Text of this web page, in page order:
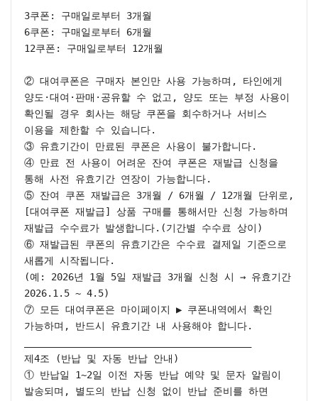
3쿠폰: 구매일로부터 3개월
6쿠폰: 구매일로부터 6개월
12쿠폰: 구매일로부터 12개월
② 대여쿠폰은 구매자 본인만 사용 가능하며, 타인에게
양도·대여·판매·공유할 수 없고, 양도 또는 부정 사용이
확인될 경우 회사는 해당 쿠폰을 회수하거나 서비스
이용을 제한할 수 있습니다.
③ 유효기간이 만료된 쿠폰은 사용이 불가합니다.
④ 만료 전 사용이 어려운 잔여 쿠폰은 재발급 신청을
통해 사전 유효기간 연장이 가능합니다.
⑤ 잔여 쿠폰 재발급은 3개월 / 6개월 / 12개월 단위로,
[대여쿠폰 재발급] 상품 구매를 통해서만 신청 가능하며
재발급 수수료가 발생합니다.(기간별 수수료 상이)
⑥ 재발급된 쿠폰의 유효기간은 수수료 결제일 기준으로
새롭게 시작됩니다.
(예: 2026년 1월 5일 재발급 3개월 신청 시 → 유효기간
2026.1.5 ~ 4.5)
⑦ 모든 대여쿠폰은 마이페이지 ▶ 쿠폰내역에서 확인
가능하며, 반드시 유효기간 내 사용해야 합니다.
제4조 (반납 및 자동 반납 안내)
① 반납일 1~2일 이전 자동 반납 예약 및 문자 알림이
발송되며, 별도의 반납 신청 없이 반납 준비를 하면